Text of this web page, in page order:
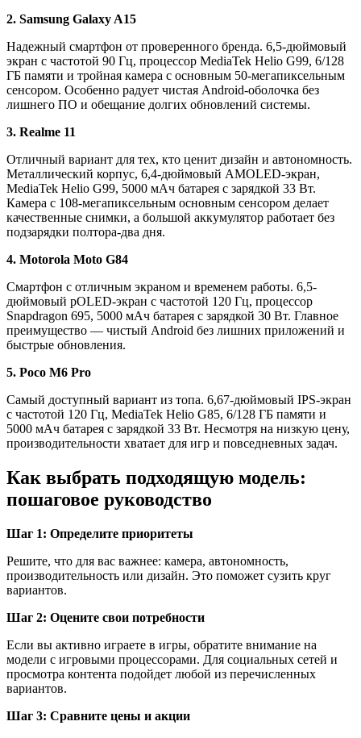
2. Samsung Galaxy A15
Надежный смартфон от проверенного бренда. 6,5-дюймовый
экран с частотой 90 Гц, процессор MediaTek Helio G99, 6/128
ГБ памяти и тройная камера с основным 50-мегапиксельным
сенсором. Особенно радует чистая Android-оболочка без
лишнего ПО и обещание долгих обновлений системы.
3. Realme 11
Отличный вариант для тех, кто ценит дизайн и автономность.
Металлический корпус, 6,4-дюймовый AMOLED-экран,
MediaTek Helio G99, 5000 мАч батарея с зарядкой 33 Вт.
Камера с 108-мегапиксельным основным сенсором делает
качественные снимки, а большой аккумулятор работает без
подзарядки полтора-два дня.
4. Motorola Moto G84
Смартфон с отличным экраном и временем работы. 6,5-
дюймовый pOLED-экран с частотой 120 Гц, процессор
Snapdragon 695, 5000 мАч батарея с зарядкой 30 Вт. Главное
преимущество — чистый Android без лишних приложений и
быстрые обновления.
5. Poco M6 Pro
Самый доступный вариант из топа. 6,67-дюймовый IPS-экран
с частотой 120 Гц, MediaTek Helio G85, 6/128 ГБ памяти и
5000 мАч батарея с зарядкой 33 Вт. Несмотря на низкую цену,
производительности хватает для игр и повседневных задач.
Как выбрать подходящую модель:
пошаговое руководство
Шаг 1: Определите приоритеты
Решите, что для вас важнее: камера, автономность,
производительность или дизайн. Это поможет сузить круг
вариантов.
Шаг 2: Оцените свои потребности
Если вы активно играете в игры, обратите внимание на
модели с игровыми процессорами. Для социальных сетей и
просмотра контента подойдет любой из перечисленных
вариантов.
Шаг 3: Сравните цены и акции